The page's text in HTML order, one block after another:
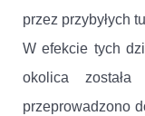
przez przybyłych
W efekcie tych
okolica została
przeprowadzono